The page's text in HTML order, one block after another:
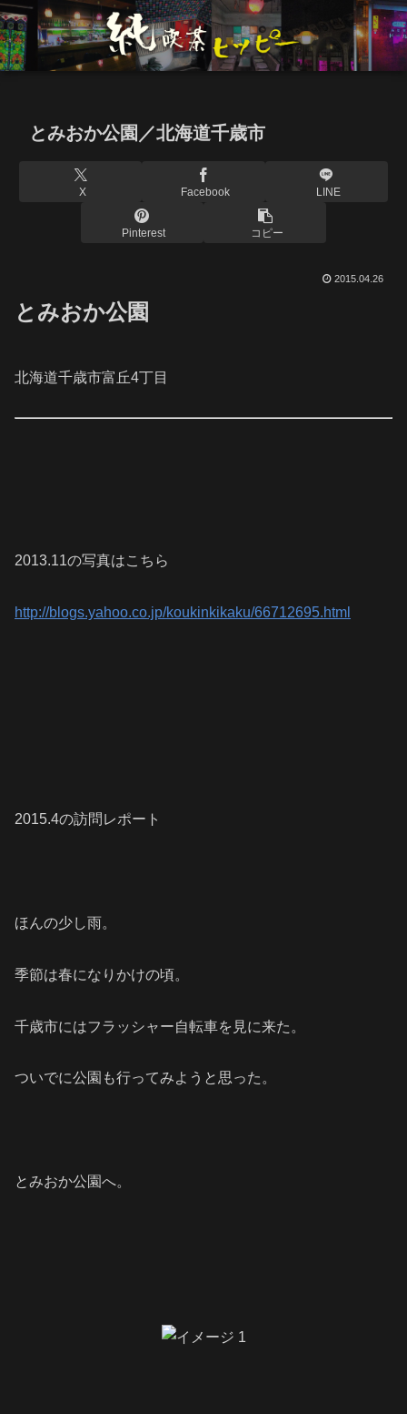
とみおか公園／北海道千歳市
X Facebook LINE
Pinterest コピー
2015.04.26
とみおか公園
北海道千歳市富丘4丁目
2013.11の写真はこちら
http://blogs.yahoo.co.jp/koukinkikaku/66712695.html
2015.4の訪問レポート
ほんの少し雨。
季節は春になりかけの頃。
千歳市にはフラッシャー自転車を見に来た。
ついでに公園も行ってみようと思った。
とみおか公園へ。